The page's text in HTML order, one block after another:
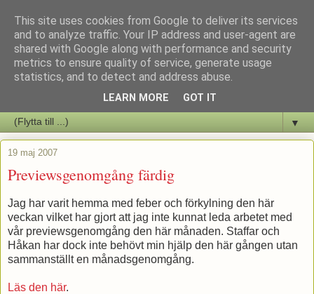
Staffars Seriers Blog
Vi skriver om serienyheter av alla de slag samt om vad som sker i
▼
19 maj 2007
Previewsgenomgång färdig
Jag har varit hemma med feber och förkylning den här
veckan vilket har gjort att jag inte kunnat leda arbetet med
vår previewsgenomgång den här månaden. Staffar och
Håkan har dock inte behövt min hjälp den här gången utan
sammanställt en månadsgenomgång.
Läs den här.
This site uses cookies from Google to deliver its services
and to analyze traffic. Your IP address and user-agent are
shared with Google along with performance and security
metrics to ensure quality of service, generate usage
statistics, and to detect and address abuse.
LEARN MORE GOT IT